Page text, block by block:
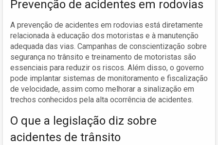
Prevenção de acidentes em rodovias
A prevenção de acidentes em rodovias está diretamente
relacionada à educação dos motoristas e à manutenção
adequada das vias. Campanhas de conscientização sobre
segurança no trânsito e treinamento de motoristas são
essenciais para reduzir os riscos. Além disso, o governo
pode implantar sistemas de monitoramento e fiscalização
de velocidade, assim como melhorar a sinalização em
trechos conhecidos pela alta ocorrência de acidentes.
O que a legislação diz sobre
acidentes de trânsito